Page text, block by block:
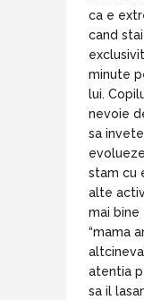
ca e
cand
minute
lui.
nevoie
sa
stam cu
alte
mai bine
“mama
atentia
sa il